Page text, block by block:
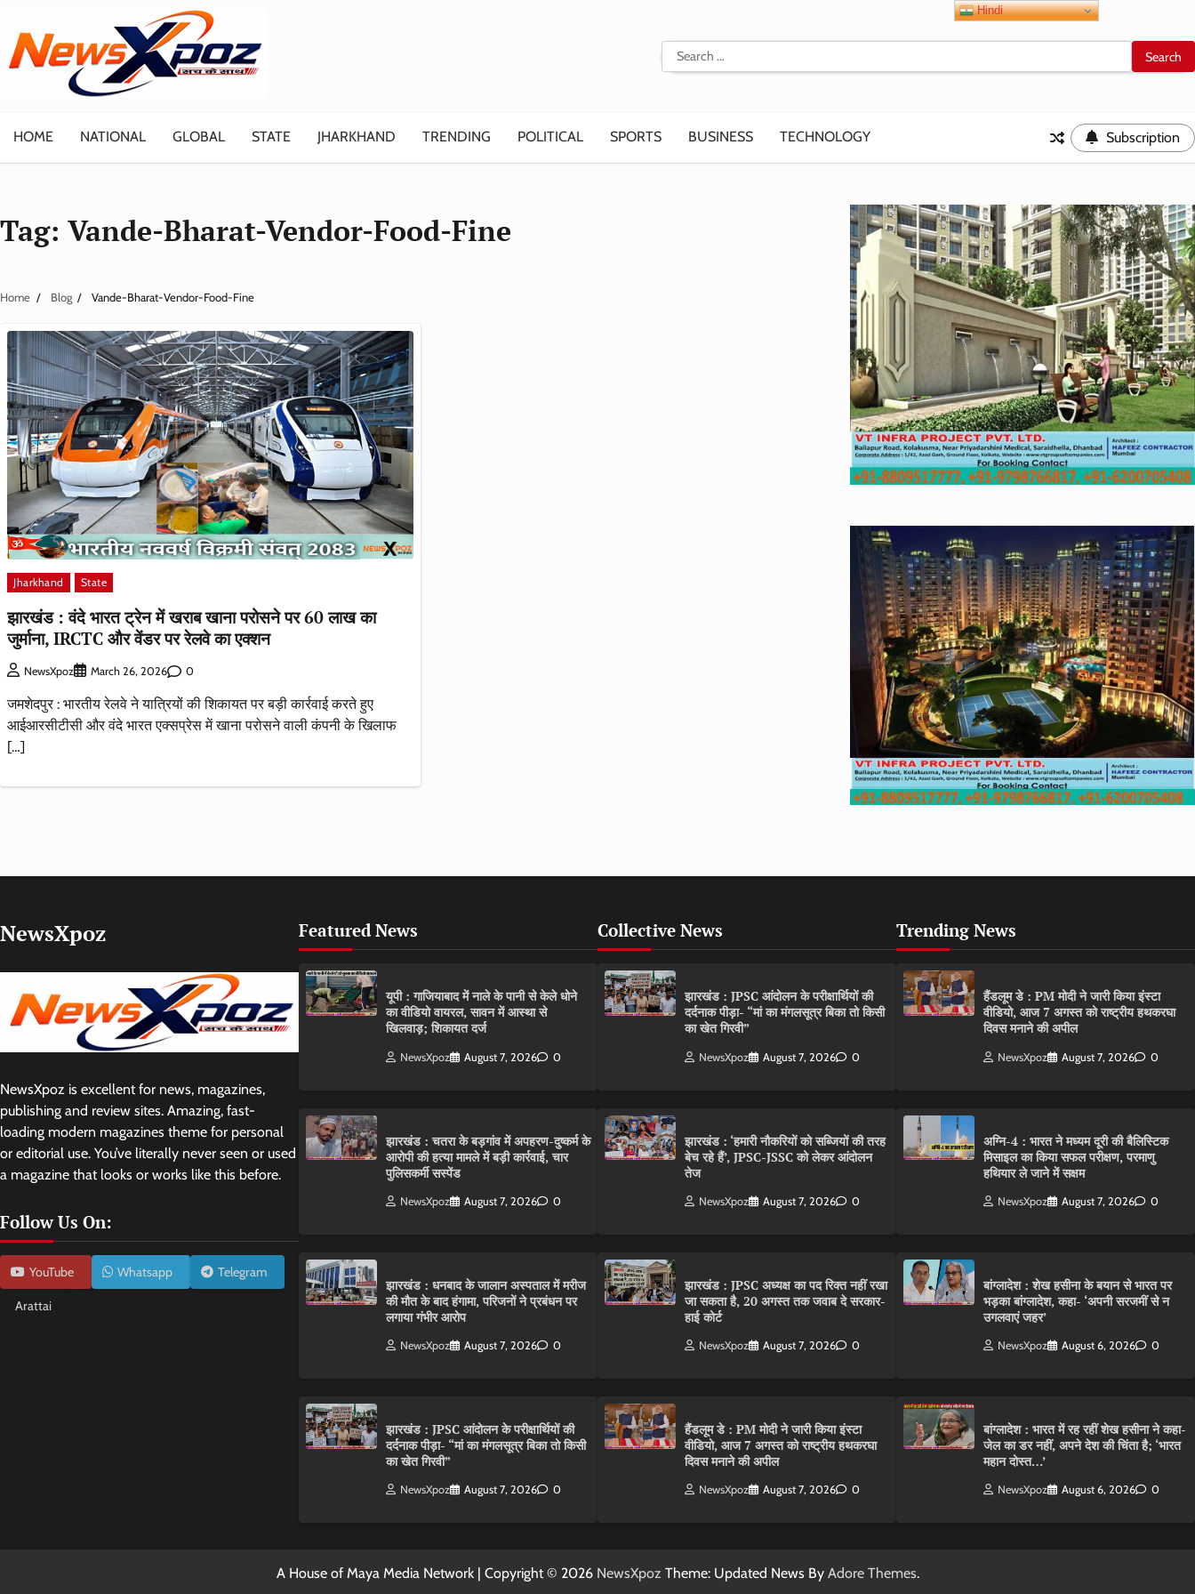
content
Search
for:
HOME NATIONAL GLOBAL STATE JHARKHAND TRENDING POLITICAL SPORTS BUSINESS TECHNOLOGY Subscription
Tag: Vande-Bharat-Vendor-Food-Fine
Home Blog Vande-Bharat-Vendor-Food-Fine
Jharkhand State
झारखंड : वंदे भारत ट्रेन में खराब खाना परोसने पर 60 लाख का
जुर्माना, IRCTC और वेंडर पर रेलवे का एक्शन
NewsXpoz March 26, 2026 0
जमशेदपुर : भारतीय रेलवे ने यात्रियों की शिकायत पर बड़ी कार्रवाई करते हुए
आईआरसीटीसी और वंदे भारत एक्सप्रेस में खाना परोसने वाली कंपनी के खिलाफ
[…]
NewsXpoz
NewsXpoz is excellent for news, magazines,
publishing and review sites. Amazing, fast-
loading modern magazines theme for personal
or editorial use. You’ve literally never seen or used
a magazine that looks or works like this before.
Follow Us On:
YouTube Whatsapp Telegram
Arattai
Featured News
यूपी : गाजियाबाद में नाले के पानी से केले धोने
का वीडियो वायरल, सावन में आस्था से
खिलवाड़; शिकायत दर्ज
NewsXpoz August 7, 2026 0
झारखंड : चतरा के बड़गांव में अपहरण-दुष्कर्म के
आरोपी की हत्या मामले में बड़ी कार्रवाई, चार
पुलिसकर्मी सस्पेंड
NewsXpoz August 7, 2026 0
झारखंड : धनबाद के जालान अस्पताल में मरीज
की मौत के बाद हंगामा, परिजनों ने प्रबंधन पर
लगाया गंभीर आरोप
NewsXpoz August 7, 2026 0
झारखंड : JPSC आंदोलन के परीक्षार्थियों की
दर्दनाक पीड़ा- “मां का मंगलसूत्र बिका तो किसी
का खेत गिरवी”
NewsXpoz August 7, 2026 0
Collective News
झारखंड : JPSC आंदोलन के परीक्षार्थियों की
दर्दनाक पीड़ा- “मां का मंगलसूत्र बिका तो किसी
का खेत गिरवी”
NewsXpoz August 7, 2026 0
झारखंड : ‘हमारी नौकरियों को सब्जियों की तरह
बेच रहे हैं’, JPSC-JSSC को लेकर आंदोलन
तेज
NewsXpoz August 7, 2026 0
झारखंड : JPSC अध्यक्ष का पद रिक्त नहीं रखा
जा सकता है, 20 अगस्त तक जवाब दे सरकार-
हाई कोर्ट
NewsXpoz August 7, 2026 0
हैंडलूम डे : PM मोदी ने जारी किया इंस्टा
वीडियो, आज 7 अगस्त को राष्ट्रीय हथकरघा
दिवस मनाने की अपील
NewsXpoz August 7, 2026 0
Trending News
हैंडलूम डे : PM मोदी ने जारी किया इंस्टा
वीडियो, आज 7 अगस्त को राष्ट्रीय हथकरघा
दिवस मनाने की अपील
NewsXpoz August 7, 2026 0
अग्नि-4 : भारत ने मध्यम दूरी की बैलिस्टिक
मिसाइल का किया सफल परीक्षण, परमाणु
हथियार ले जाने में सक्षम
NewsXpoz August 7, 2026 0
बांग्लादेश : शेख हसीना के बयान से भारत पर
भड़का बांग्लादेश, कहा- ‘अपनी सरजमीं से न
उगलवाएं जहर’
NewsXpoz August 6, 2026 0
बांग्लादेश : भारत में रह रहीं शेख हसीना ने कहा-
जेल का डर नहीं, अपने देश की चिंता है; ‘भारत
महान दोस्त…’
NewsXpoz August 6, 2026 0
A House of Maya Media Network | Copyright © 2026 NewsXpoz Theme: Updated News By Adore Themes.
Hindi